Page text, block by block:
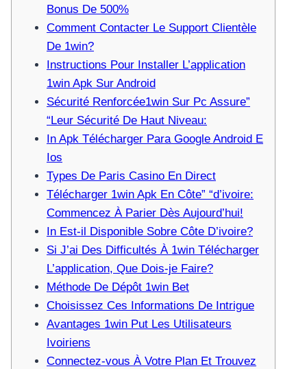
Bonus De 500%
Comment Contacter Le Support Clientèle
De 1win?
Instructions Pour Installer L’application
1win Apk Sur Android
Sécurité Renforcée1win Sur Pc Assure”
“Leur Sécurité De Haut Niveau:
In Apk Télécharger Para Google Android E
Ios
Types De Paris Casino En Direct
Télécharger 1win Apk En Côte” “d’ivoire:
Commencez À Parier Dès Aujourd’hui!
In Est-il Disponible Sobre Côte D’ivoire?
Si J’ai Des Difficultés À 1win Télécharger
L’application, Que Dois-je Faire?
Méthode De Dépôt 1win Bet
Choisissez Ces Informations De Intrigue
Avantages 1win Put Les Utilisateurs
Ivoiriens
Connectez-vous À Votre Plan Et Trouvez